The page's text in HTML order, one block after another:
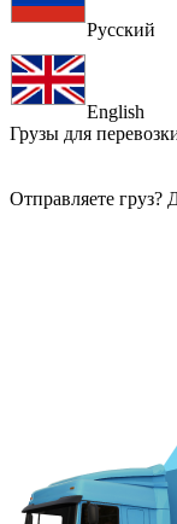
Русский
English
Грузы для
Отправляете груз?